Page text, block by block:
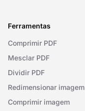
Ferramentas
Comprimir PDF
Mesclar PDF
Dividir PDF
Redimensionar imagem
Comprimir imagem